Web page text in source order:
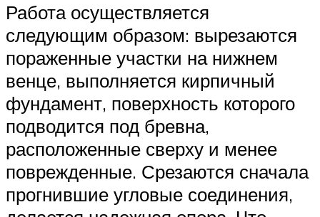
Работа осуществляется
следующим образом: вырезаются
пораженные участки на нижнем
венце, выполняется кирпичный
фундамент, поверхность которого
подводится под бревна,
расположенные сверху и менее
поврежденные. Срезаются сначала
прогнившие угловые соединения,